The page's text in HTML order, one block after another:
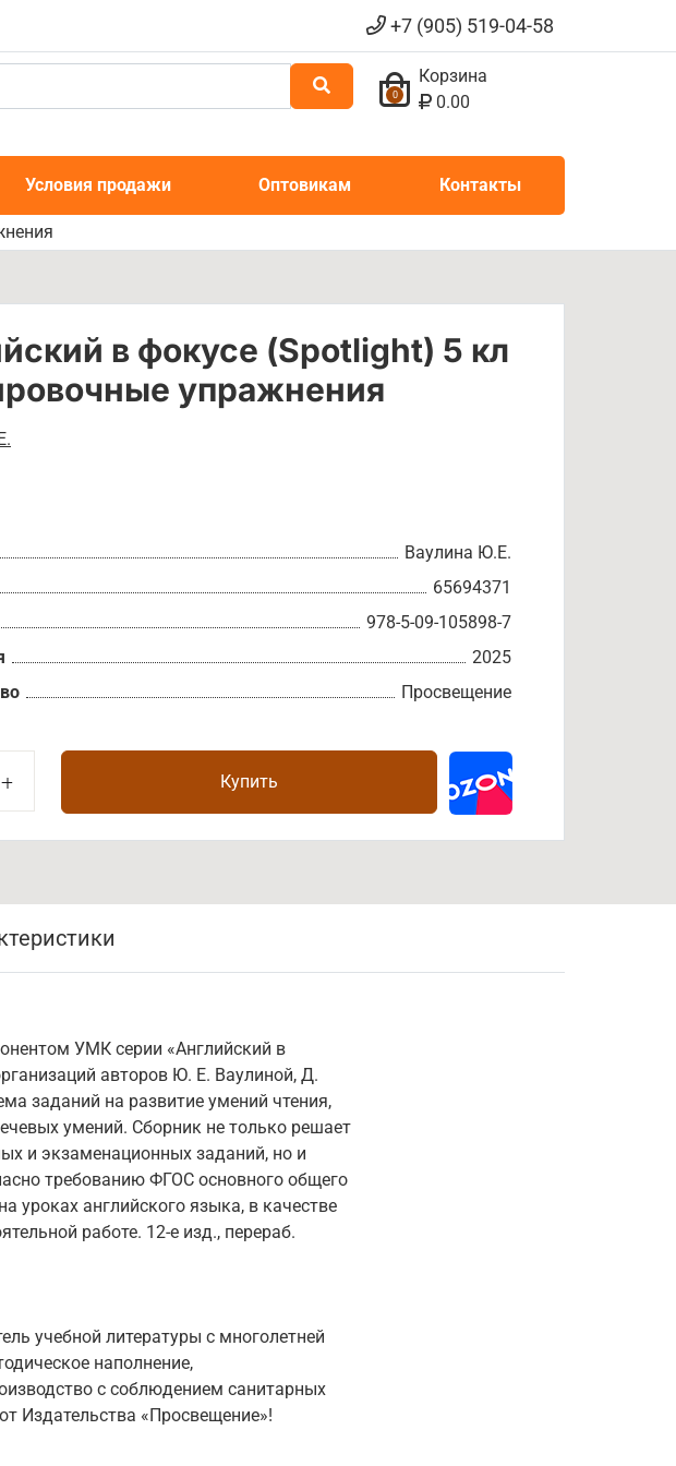
+7 (905) 519-04-58
0
Корзина
0.00
Условия продажи Оптовикам Контакты
в фокусе (Spotlight) 5 кл
упражнения
Ваулина Ю.Е.
65694371
978-5-09-105898-7
2025
Просвещение
Купить
УМК серии «Английский в
авторов Ю. Е. Ваулиной, Д.
заданий на развитие умений чтения,
умений. Сборник не только решает
и экзаменационных заданий, но и
требованию ФГОС основного общего
уроках английского языка, в качестве
работе. 12-е изд., перераб.
учебной литературы с многолетней
наполнение,
с соблюдением санитарных
Издательства «Просвещение»!